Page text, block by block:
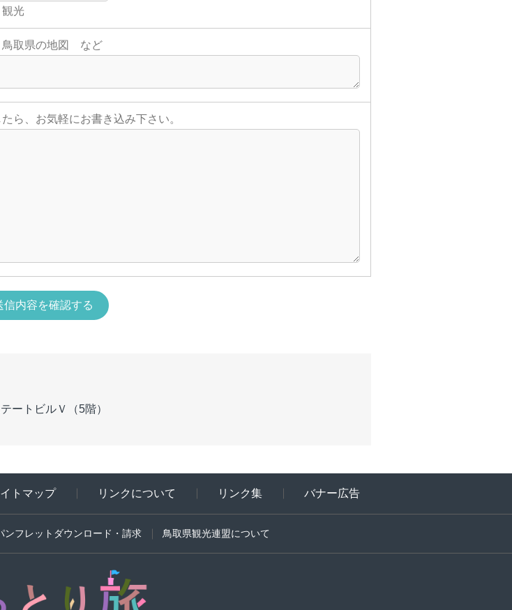
光
鳥取県の地図 など
ら、お気軽にお書き込み下さい。
トビルＶ（5階）
トマップ リンクについて リンク集 バナー広告
ンフレットダウンロード・請求 鳥取県観光連盟について